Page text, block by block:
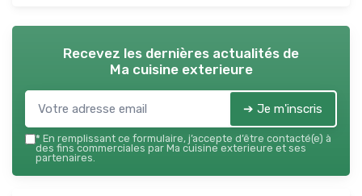
Recevez les dernières actualités de
Ma cuisine exterieure
➔ Je m'inscris
* En remplissant ce formulaire, j’accepte d’être contacté(e) à
des fins commerciales par Ma cuisine exterieure et ses
partenaires.